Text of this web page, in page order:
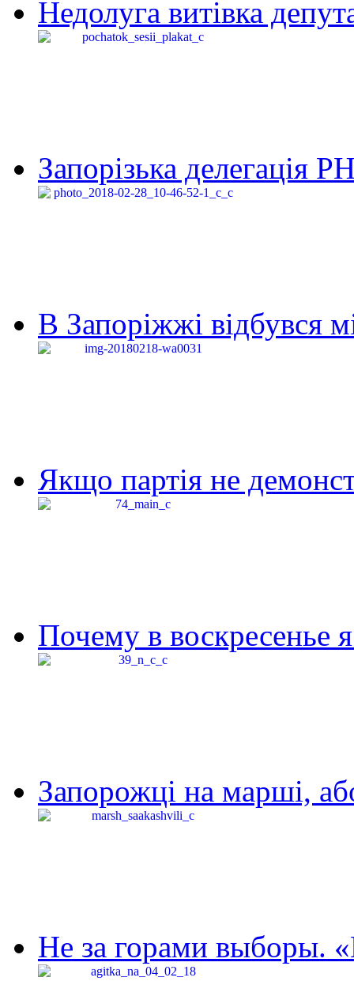
Недолуга витівка
Запорізька делегація
В Запоріжжі відбувся
Якщо партія не
Почему в воскресенье
Запорожці на марші,
Не за горами выборы.